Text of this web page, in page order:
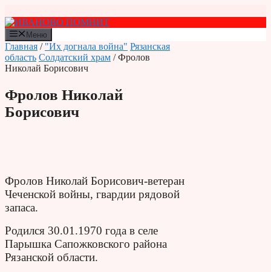
к
содержимому
Меню
Главная / "Их догнала война" Рязанская
область Солдатский храм / Фролов
Николай Борисович
Фролов Николай
Борисович
Фролов Николай Борисович-ветеран
Чеченской войны, гвардии рядовой
запаса.
Родился 30.01.1970 года в селе
Парышка Сапожковского района
Рязанской области.